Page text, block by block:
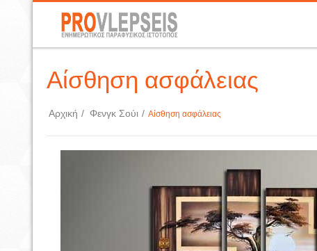
Αίσθηση ασφάλειας
Αρχική / Φενγκ Σούι / Αίσθηση ασφάλειας